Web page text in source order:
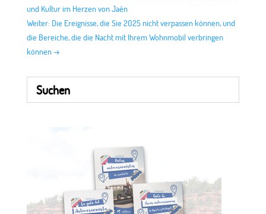
und Kultur im Herzen von Jaén
Weiter: Die Ereignisse, die Sie 2025 nicht verpassen können, und
die Bereiche, die die Nacht mit Ihrem Wohnmobil verbringen
können→